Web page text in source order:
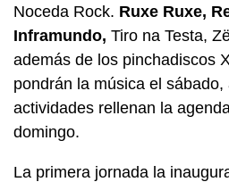
Noceda Rock. Ruxe Ruxe,
Inframundo, Tiro na Testa,
además de los pinchadiscos
pondrán la música el sábado,
actividades rellenan la
domingo.
La primera jornada la